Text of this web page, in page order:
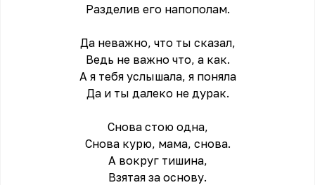
Разделив его напополам.
Да неважно, что ты сказал,
Ведь не важно что, а как.
А я тебя услышала, я поняла
Да и ты далеко не дурак.
Снова стою одна,
Снова курю, мама, снова.
А вокруг тишина,
Взятая за основу.